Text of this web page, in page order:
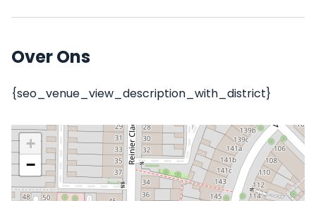
Over Ons
{seo_venue_view_description_with_district}
+
−